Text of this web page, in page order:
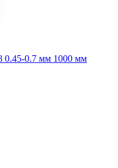
0.45-0.7 мм 1000 мм